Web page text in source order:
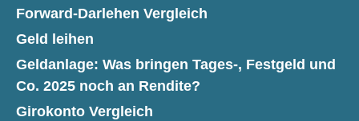
Forward-Darlehen Vergleich
Geld leihen
Geldanlage: Was bringen Tages-, Festgeld und
Co. 2025 noch an Rendite?
Girokonto Vergleich